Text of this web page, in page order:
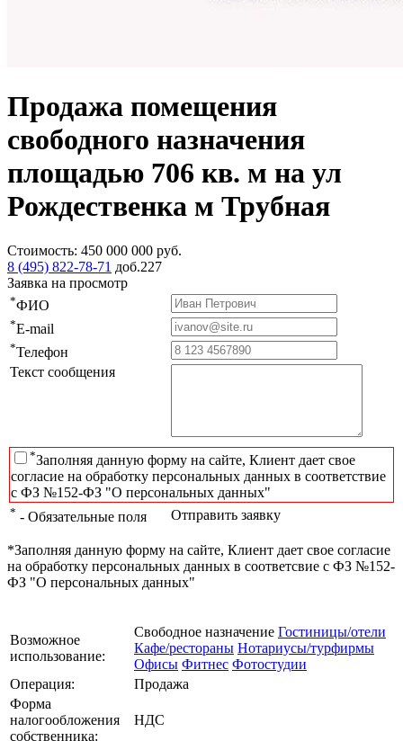
Продажа помещения
свободного назначения
площадью 706 кв. м на ул
Рождественка м Трубная
Стоимость: 450 000 000 руб.
8 (495) 822-78-71 доб.227
Заявка на просмотр
*ФИО
*E-mail
*Телефон
Текст сообщения
*Заполняя данную форму на сайте, Клиент дает свое
согласие на обработку персональных данных в соответствие
с ФЗ №152-ФЗ "О персональных данных"
* - Обязательные поля Отправить заявку
*Заполняя данную форму на сайте, Клиент дает свое согласие
на обработку персональных данных в соответсвие с ФЗ №152-
ФЗ "О персональных данных"
Возможное
использование:
Свободное назначение Гостиницы/отели
Кафе/рестораны Нотариусы/турфирмы
Офисы Фитнес Фотостудии
Операция:
Продажа
Форма
налогообложения
собственника:
НДС